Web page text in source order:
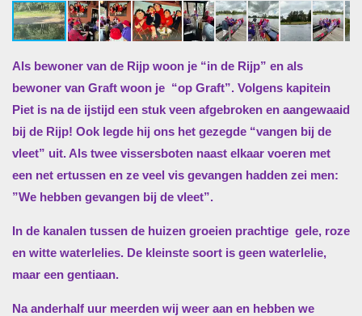
Als bewoner van de Rijp woon je “in de Rijp” en als
bewoner van Graft woon je “op Graft”. Volgens kapitein
Piet is na de ijstijd een stuk veen afgebroken en aangewaaid
bij de Rijp! Ook legde hij ons het gezegde “vangen bij de
vleet” uit. Als twee vissersboten naast elkaar voeren met
een net ertussen en ze veel vis gevangen hadden zei men:
”We hebben gevangen bij de vleet”.
In de kanalen tussen de huizen groeien prachtige gele, roze
en witte waterlelies. De kleinste soort is geen waterlelie,
maar een gentiaan.
Na anderhalf uur meerden wij weer aan en hebben we